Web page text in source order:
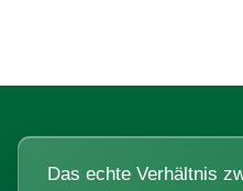
Das echte Verhältnis